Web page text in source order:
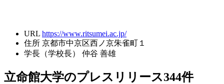
URL https://www.ritsumei.ac.jp/
住所 京都市中京区西ノ京朱雀町１
学長（学校長）
仲谷 善雄
立命館大学のプレスリリース344件